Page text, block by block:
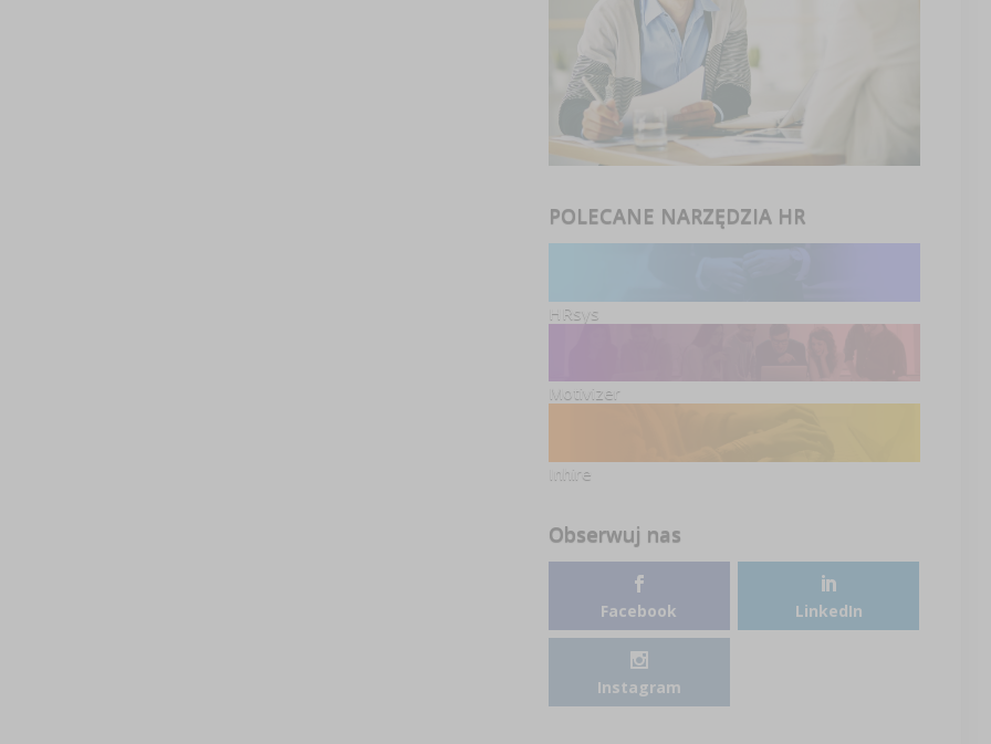
POLECANE NARZĘDZIA HR
HRsys
Motivizer
Inhire
Obserwuj nas
Facebook LinkedIn
Instagram